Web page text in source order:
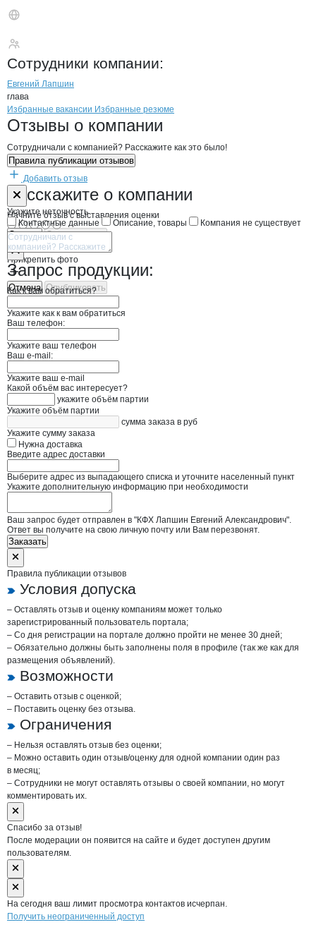
Сотрудники компании:
Евгений Лапшин
глава
Брендыкомпани Лапшин Евгений
Вакансии вЛапшин Евгений
Избранные вакансии Избранные резюме
Новости oЛапшин Евгений
Отзывы о компании
Сотрудничали с компанией? Расскажите как это было!
Правила публикации отзывов
Добавить отзыв
Расскажите о компании
Начните отзыв с выставления оценки
Прикрепить фото
Отмена Опубликовать
Форма обратной связи о неточностях
Укажите неточность
Контактные данные
Описание, товары Компания не существует
Отмена Опубликовать
Запрос продукции:
Как к вам обратиться?
Укажите как к вам обратиться
Ваш телефон:
Укажите ваш телефон
Ваш e-mail:
Укажите ваш e-mail
Какой объём вас интересует?
укажите объём партии
Укажите объём партии
сумма заказа в руб
Укажите сумму заказа
Нужна доставка
Введите адрес доставки
Выберите адрес из выпадающего списка и уточните населенный пункт
Укажите дополнительную информацию при необходимости
Ваш запрос будет отправлен в "КФХ Лапшин Евгений Александрович".
Ответ вы получите на свою личную почту или Вам перезвонят.
Заказать
Правила публикации отзывов
Условия допуска
– Оставлять отзыв и оценку компаниям может только
зарегистрированный пользователь портала;
– Со дня регистрации на портале должно пройти не менее 30 дней;
– Обязательно должны быть заполнены поля в профиле (так же как для
размещения объявлений).
Возможности
– Оставить отзыв с оценкой;
– Поставить оценку без отзыва.
Ограничения
– Нельзя оставлять отзыв без оценки;
– Можно оставить один отзыв/оценку для одной компании один раз
в месяц;
– Сотрудники не могут оставлять отзывы о своей компании, но могут
комментировать их.
Спасибо за отзыв!
После модерации он появится на сайте и будет доступен другим
пользователям.
На сегодня ваш лимит просмотра контактов исчерпан.
Получить неограниченный доступ